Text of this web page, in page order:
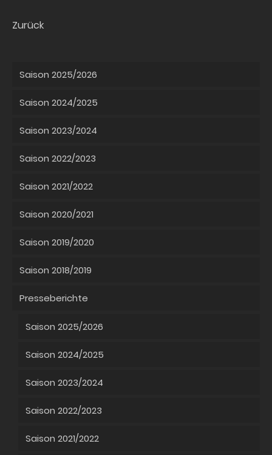
Zurück
Saison 2025/2026
Saison 2024/2025
Saison 2023/2024
Saison 2022/2023
Saison 2021/2022
Saison 2020/2021
Saison 2019/2020
Saison 2018/2019
Presseberichte
Saison 2025/2026
Saison 2024/2025
Saison 2023/2024
Saison 2022/2023
Saison 2021/2022